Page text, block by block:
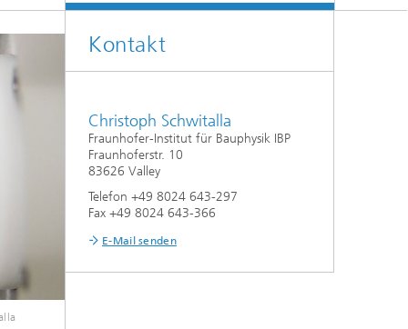
®
Markttechnische Umsetzung
Aktuelle Forschungsthemen
Kontakt
Christoph Schwitalla
Fraunhofer-Institut für Bauphysik IBP
Fraunhoferstr. 10
83626 Valley
Telefon +49 8024 643-297
Fax +49 8024 643-366
E-Mail senden